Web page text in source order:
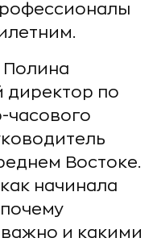
Полина
директор по
часового
Востоке.
начинала
и какими